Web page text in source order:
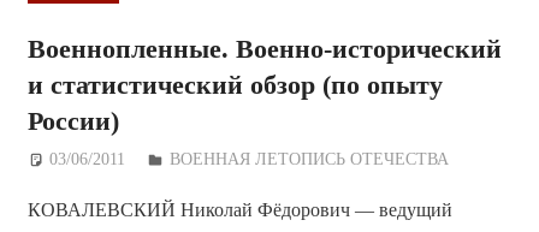
Военнопленные. Военно-исторический
и статистический обзор (по опыту
России)
03/06/2011 Дежурный по Редакции
ВОЕННАЯ ЛЕТОПИСЬ ОТЕЧЕСТВА
КОВАЛЕВСКИЙ Николай Фёдорович — ведущий